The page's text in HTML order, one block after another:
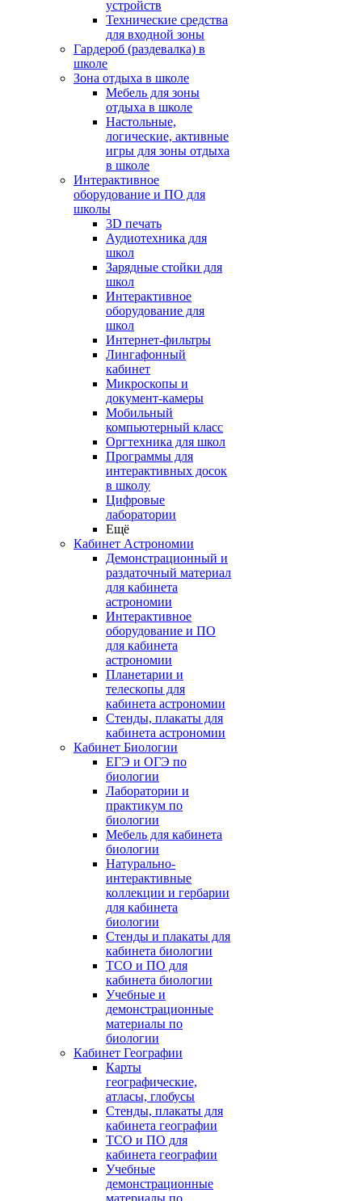
устройств
Технические средства
для входной зоны
Гардероб (раздевалка) в
школе
Зона отдыха в школе
Мебель для зоны
отдыха в школе
Настольные,
логические, активные
игры для зоны отдыха
в школе
Интерактивное
оборудование и ПО для
школы
3D печать
Аудиотехника для
школ
Зарядные стойки для
школ
Интерактивное
оборудование для
школ
Интернет-фильтры
Лингафонный
кабинет
Микроскопы и
документ-камеры
Мобильный
компьютерный класс
Оргтехника для школ
Программы для
интерактивных досок
в школу
Цифровые
лаборатории
Ещё
Кабинет Астрономии
Демонстрационный и
раздаточный материал
для кабинета
астрономии
Интерактивное
оборудование и ПО
для кабинета
астрономии
Планетарии и
телескопы для
кабинета астрономии
Стенды, плакаты для
кабинета астрономии
Кабинет Биологии
ЕГЭ и ОГЭ по
биологии
Лаборатории и
практикум по
биологии
Мебель для кабинета
биологии
Натурально-
интерактивные
коллекции и гербарии
для кабинета
биологии
Стенды и плакаты для
кабинета биологии
ТСО и ПО для
кабинета биологии
Учебные и
демонстрационные
материалы по
биологии
Кабинет Географии
Карты
географические,
атласы, глобусы
Стенды, плакаты для
кабинета географии
ТСО и ПО для
кабинета географии
Учебные
демонстрационные
материалы по